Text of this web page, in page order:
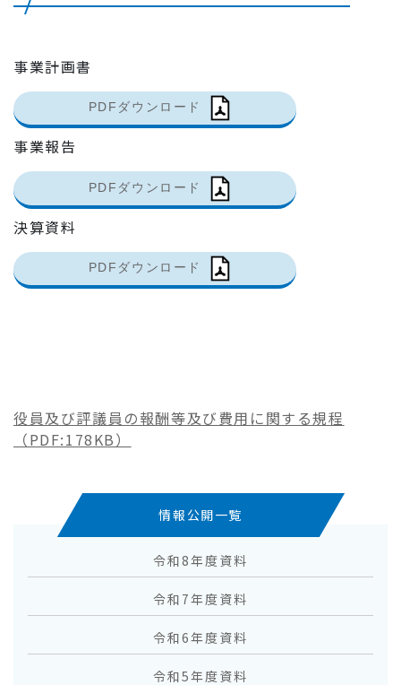
事業計画書
PDFダウンロード
事業報告
PDFダウンロード
決算資料
PDFダウンロード
役員及び評議員の報酬等及び費用に関する規程
（PDF:178KB）
情報公開一覧
令和8年度資料
令和7年度資料
令和6年度資料
令和5年度資料